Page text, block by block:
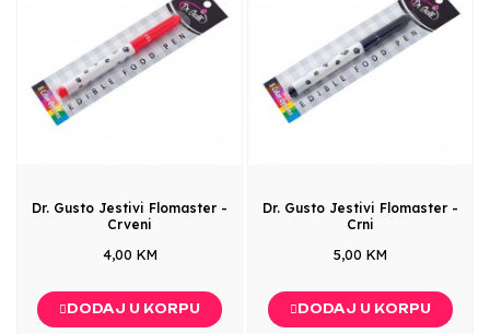
Dr. Gusto Jestivi Flomaster -
Crveni
4,00 KM
DODAJ U KORPU
Dr. Gusto Jestivi Flomaster -
Crni
5,00 KM
DODAJ U KORPU